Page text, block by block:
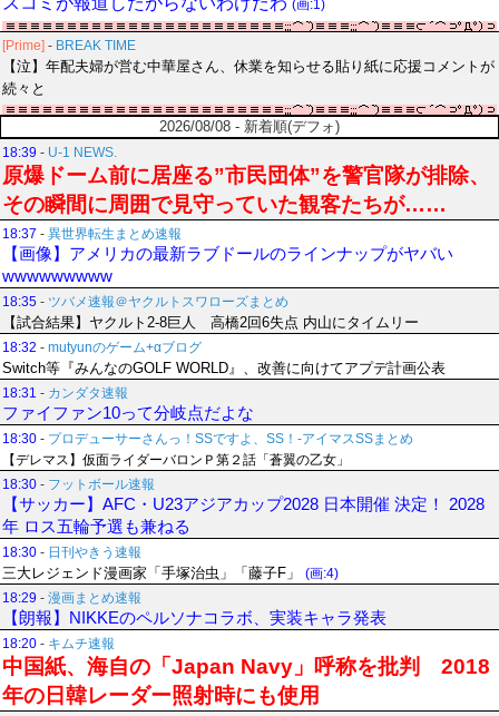
(画:1)
[Prime] - BREAK TIME
【泣】年配夫婦が営む中華屋さん、休業を知らせる貼り紙に応援コメントが
続々と
2026/08/08 - 新着順(デフォ)
18:39 - U-1 NEWS.
原爆ドーム前に居座る”市民団体”を警官隊が排除、
その瞬間に周囲で見守っていた観客たちが……
18:37 - 異世界転生まとめ速報
【画像】アメリカの最新ラブドールのラインナップがヤバい
wwwwwwwww
18:35 - ツバメ速報＠ヤクルトスワローズまとめ
【試合結果】ヤクルト2-8巨人 高橋2回6失点 内山にタイムリー
18:32 - mutyunのゲーム+αブログ
Switch等『みんなのGOLF WORLD』、改善に向けてアプデ計画公表
18:31 - カンダタ速報
ファイファン10って分岐点だよな
18:30 - プロデューサーさんっ！SSですよ、SS！-アイマスSSまとめ
【デレマス】仮面ライダーバロンＰ第２話「蒼翼の乙女」
18:30 - フットボール速報
【サッカー】AFC・U23アジアカップ2028 日本開催 決定！ 2028
年 ロス五輪予選も兼ねる
18:30 - 日刊やきう速報
三大レジェンド漫画家「手塚治虫」「藤子F」
(画:4)
18:29 - 漫画まとめ速報
【朗報】NIKKEのペルソナコラボ、実装キャラ発表
18:20 - キムチ速報
中国紙、海自の「Japan Navy」呼称を批判 2018
年の日韓レーダー照射時にも使用